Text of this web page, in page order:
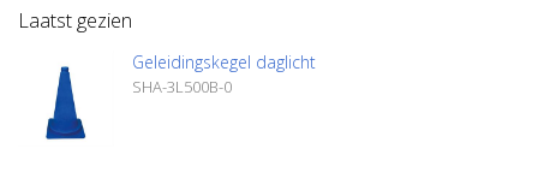
Laatst gezien
Geleidingskegel daglicht
SHA-3L500B-0